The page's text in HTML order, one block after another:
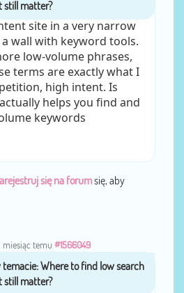
site in a very narrow
a wall with keyword tools.
low-volume phrases,
terms are exactly what I
high intent. Is
helps you find and
keywords
się na forumsię, aby
miesiąc temu #1566049
przezkyfu